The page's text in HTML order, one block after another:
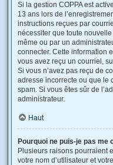
Si la gestion COPPA est
13 ans lors de
instructions reçues par
nécessiter que toute
même ou par un
connecter. Cette information
vous avez reçu un courriel,
Si vous n’avez pas reçu de
adresse incorrecte ou que le
spam. Si vous êtes sûr de
administrateur.
Haut
Pourquoi ne puis-je pas me
Plusieurs raisons pourraient
votre nom d’utilisateur et